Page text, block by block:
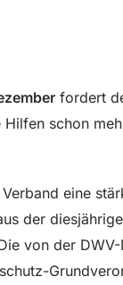
fordert
schon
eine
der
von der